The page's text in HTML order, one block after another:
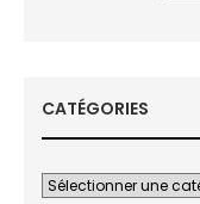
CATÉGORIES